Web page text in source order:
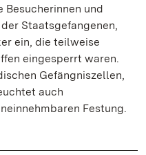
Besucherinnen und
Staatsgefangenen,
ein, die teilweise
eingesperrt waren.
Gefängniszellen,
auch
Festung.